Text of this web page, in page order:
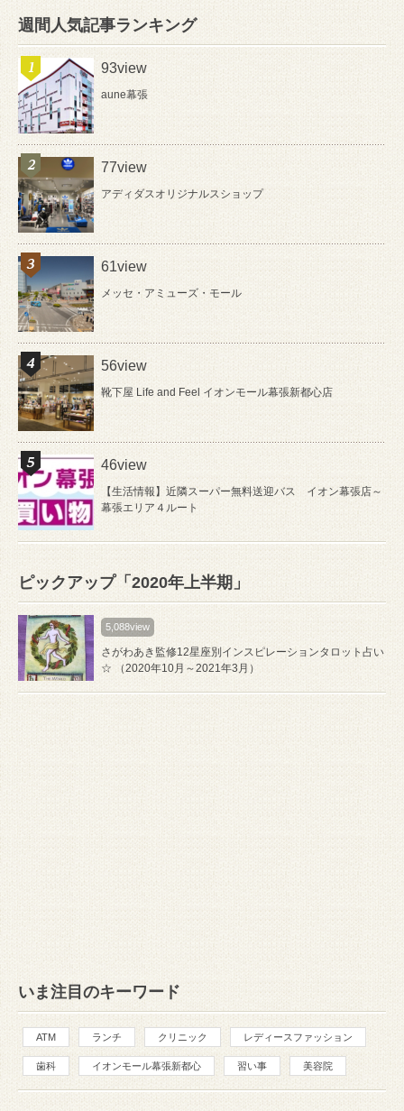
週間人気記事ランキング
93view
aune幕張
77view
アディダスオリジナルスショップ
61view
メッセ・アミューズ・モール
56view
靴下屋 Life and Feel イオンモール幕張新都心店
46view
【生活情報】近隣スーパー無料送迎バス イオン幕張店～
幕張エリア４ルート
ピックアップ「2020年上半期」
5,088view
さがわあき監修12星座別インスピレーションタロット占い
☆ （2020年10月～2021年3月）
いま注目のキーワード
ATM ランチ クリニック レディースファッション
歯科 イオンモール幕張新都心 習い事 美容院